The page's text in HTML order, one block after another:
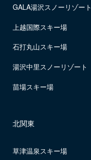
GALA湯沢スノーリゾート
上越国際スキー場
石打丸山スキー場
湯沢中里スノーリゾート
苗場スキー場
北関東
草津温泉スキー場